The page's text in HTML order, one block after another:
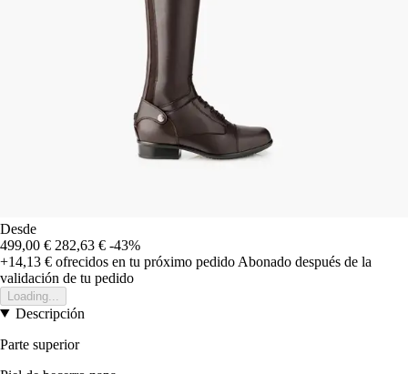
Desde
499,00 € 282,63 € -43%
+14,13 € ofrecidos en tu próximo pedido Abonado después de la
validación de tu pedido
Loading...
Descripción
Parte superior